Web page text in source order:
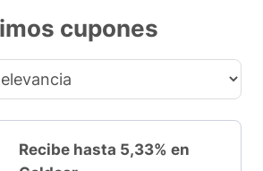
cupones
Recibe hasta 5,33% en